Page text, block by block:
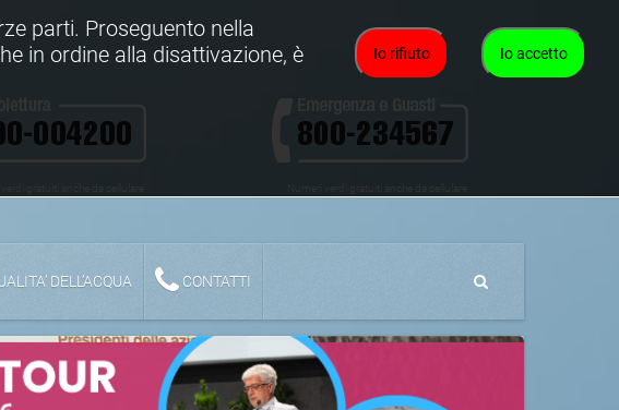
Numeri verdi gratuiti anche da cellulare
DELL’ACQUA CONTATTI
Io accetto
Io rifiuto
parti. Proseguento nella
in ordine alla disattivazione, è